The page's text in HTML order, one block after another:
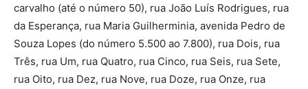
carvalho (até o número 50), rua João Luís Rodrigues, rua
da Esperança, rua Maria Guilherminia, avenida Pedro de
Souza Lopes (do número 5.500 ao 7.800), rua Dois, rua
Três, rua Um, rua Quatro, rua Cinco, rua Seis, rua Sete,
rua Oito, rua Dez, rua Nove, rua Doze, rua Onze, rua